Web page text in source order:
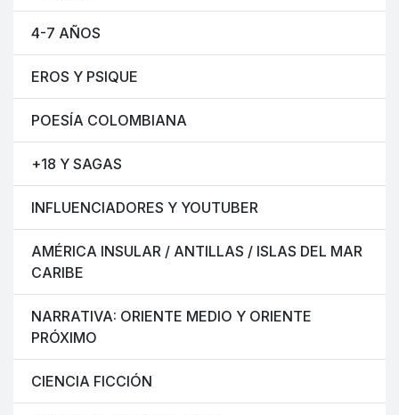
4-7 AÑOS
EROS Y PSIQUE
POESÍA COLOMBIANA
+18 Y SAGAS
INFLUENCIADORES Y YOUTUBER
AMÉRICA INSULAR / ANTILLAS / ISLAS DEL MAR
CARIBE
NARRATIVA: ORIENTE MEDIO Y ORIENTE
PRÓXIMO
CIENCIA FICCIÓN